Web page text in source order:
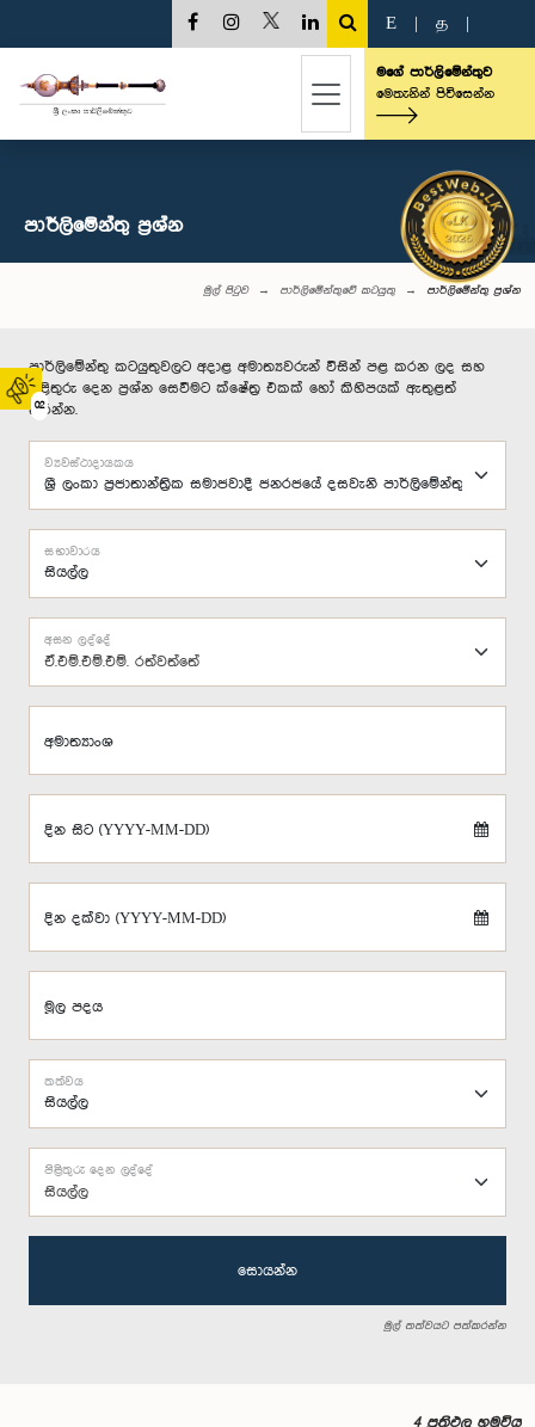
02
E த
මගේ පාර්ලිමේන්තුව
මෙතැනින් පිවිසෙන්න
පාර්ලි‌මේන්තු‌ ප්‍රශ්න
මුල් පිටුව පාර්ලිමේන්තුවේ කටයුතු පාර්ලි‌මේන්තු‌ ප්‍රශ්න
පාර්ලිමේන්තු කටයුතුවලට අදාළ අමාත්‍යවරුන් විසින් පළ කරන ලද සහ
පිළිතුරු දෙන ප්‍රශ්න සෙවීමට ක්ෂේත්‍ර එකක් හෝ කිහිපයක් ඇතුළත්
කරන්න.
ව්‍යවස්ථාදායකය
සභාවාරය
ඒ.එම්.එම්.එම්. රත්වත්තේ
අසන ලද්දේ
අමාත්‍යාංශ
දින සිට (YYYY-MM-DD)
දින දක්වා (YYYY-MM-DD)
මූල පදය
තත්වය
සියල්ල
පිළිතුරු දෙන ලද්දේ
සොයන්න
මුල් තත්වයට පත්කරන්න
4 ප්‍රතිඵල හමුවිය